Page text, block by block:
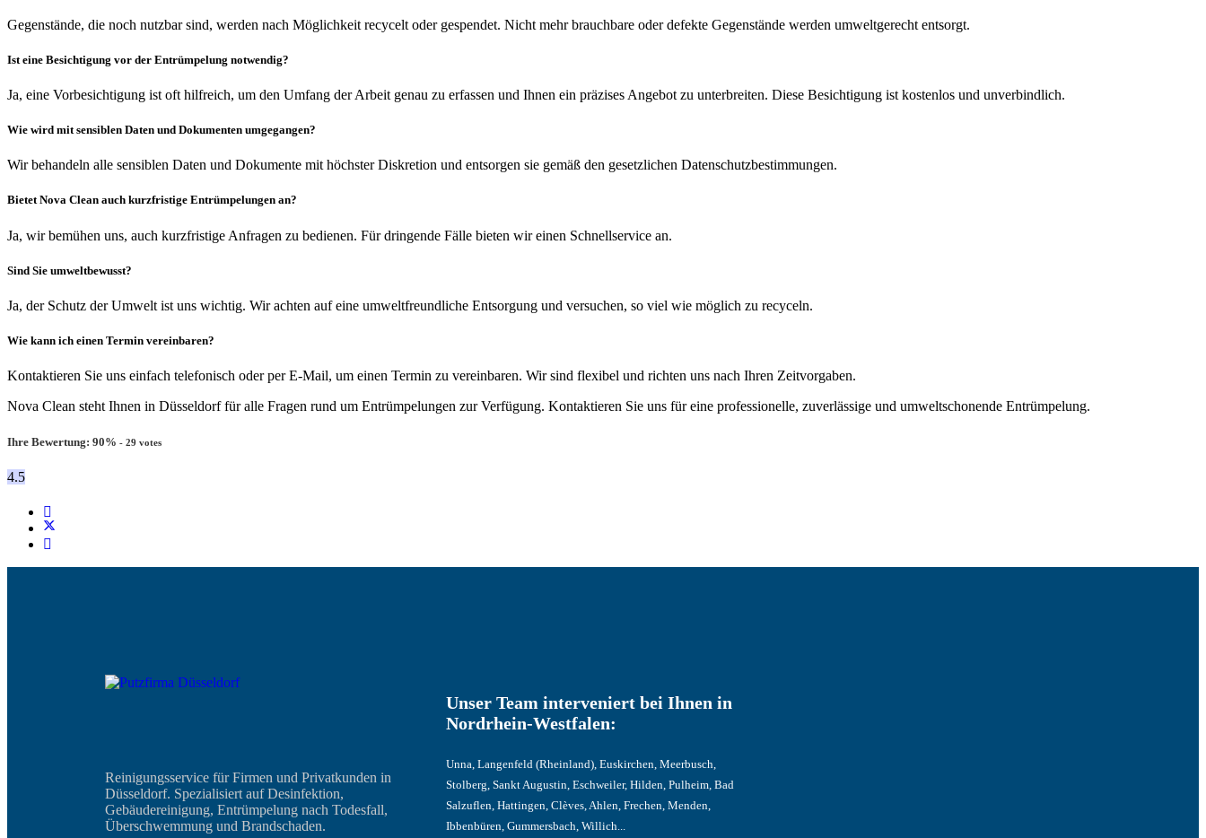
Gegenstände, die noch nutzbar sind, werden nach Möglichkeit recycelt oder gespendet. Nicht mehr brauchbare oder defekte Gegenstände werden umweltgerecht entsorgt.
Ist eine Besichtigung vor der Entrümpelung notwendig?
Ja, eine Vorbesichtigung ist oft hilfreich, um den Umfang der Arbeit genau zu erfassen und Ihnen ein präzises Angebot zu unterbreiten. Diese Besichtigung ist kostenlos und unverbindlich.
Wie wird mit sensiblen Daten und Dokumenten umgegangen?
Wir behandeln alle sensiblen Daten und Dokumente mit höchster Diskretion und entsorgen sie gemäß den gesetzlichen Datenschutzbestimmungen.
Bietet Nova Clean auch kurzfristige Entrümpelungen an?
Ja, wir bemühen uns, auch kurzfristige Anfragen zu bedienen. Für dringende Fälle bieten wir einen Schnellservice an.
Sind Sie umweltbewusst?
Ja, der Schutz der Umwelt ist uns wichtig. Wir achten auf eine umweltfreundliche Entsorgung und versuchen, so viel wie möglich zu recyceln.
Wie kann ich einen Termin vereinbaren?
Kontaktieren Sie uns einfach telefonisch oder per E-Mail, um einen Termin zu vereinbaren. Wir sind flexibel und richten uns nach Ihren Zeitvorgaben.
Nova Clean steht Ihnen in Düsseldorf für alle Fragen rund um Entrümpelungen zur Verfügung. Kontaktieren Sie uns für eine professionelle, zuverlässige und umweltschonende Entrümpelung.
Ihre Bewertung: 90% - 29 votes
4.5
Reinigungsservice für Firmen und Privatkunden in
Düsseldorf. Spezialisiert auf Desinfektion,
Gebäudereinigung, Entrümpelung nach Todesfall,
Überschwemmung und Brandschaden.
Unser Team interveniert bei Ihnen in
Nordrhein-Westfalen:
Unna, Langenfeld (Rheinland), Euskirchen, Meerbusch,
Stolberg, Sankt Augustin, Eschweiler, Hilden, Pulheim, Bad
Salzuflen, Hattingen, Clèves, Ahlen, Frechen, Menden,
Ibbenbüren, Gummersbach, Willich...